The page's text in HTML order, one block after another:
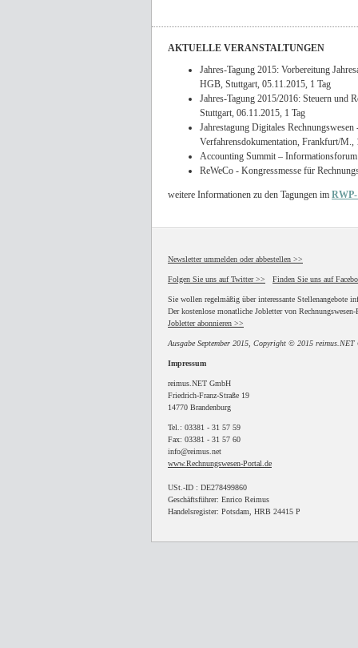
AKTUELLE VERANSTALTUNGEN
Jahres-Tagung 2015: Vorbereitung
HGB, Stuttgart, 05.11.2015, 1 Tag
Jahres-Tagung 2015/2016: Steuern und
Stuttgart, 06.11.2015, 1 Tag
Jahrestagung Digitales
Verfahrensdokumentation, Frankfurt/M.,
Accounting Summit –
ReWeCo - Kongressmesse für
weitere Informationen zu den Tagungen im
Newsletter ummelden oder abbestellen >>
Folgen Sie uns auf Twitter >> Finden Sie uns auf
Sie wollen regelmäßig über interessante Stellenangebote
Der kostenlose monatliche Jobletter von
Jobletter abonnieren >>
Ausgabe September 2015, Copyright © 2015 reimus.NET
Impressum
reimus.NET GmbH
Friedrich-Franz-Straße 19
14770 Brandenburg
Tel.: 03381 - 31 57 59
Fax: 03381 - 31 57 60
info@reimus.net
www.Rechnungswesen-Portal.de
USt.-ID : DE278499860
Geschäftsführer: Enrico Reimus
Handelsregister: Potsdam, HRB 24415 P